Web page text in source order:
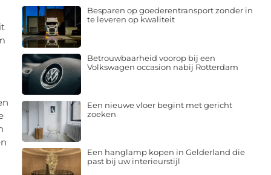
Besparen op goederentransport zonder in
te leveren op kwaliteit
Betrouwbaarheid voorop bij een
Volkswagen occasion nabij Rotterdam
Een nieuwe vloer begint met gericht
zoeken
Een hanglamp kopen in Gelderland die
past bij uw interieurstijl